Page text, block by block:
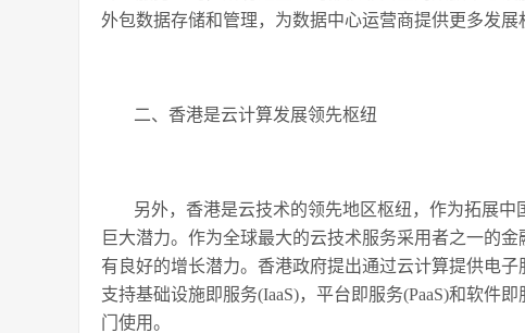
外包数据存储和管理，为数据中心运营商提供更多发展
二、香港是云计算发展领先枢纽
另外，香港是云技术的领先地区枢纽，作为拓展
巨大潜力。作为全球最大的云技术服务采用者之一的
有良好的增长潜力。香港政府提出通过云计算提供电
支持基础设施即服务(IaaS)，平台即服务(PaaS)和软件
门使用。